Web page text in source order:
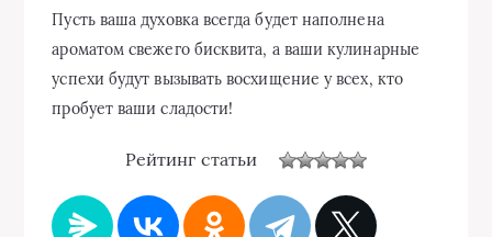
Пусть ваша духовка всегда будет наполнена
ароматом свежего бисквита, а ваши кулинарные
успехи будут вызывать восхищение у всех, кто
пробует ваши сладости!
Рейтинг статьи